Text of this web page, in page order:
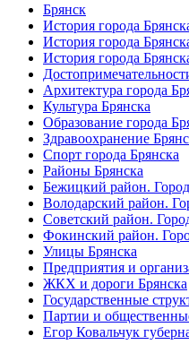
Брянск
История города
История города
История города
Архитектура города
Культура Брянска
Образование города
Здравоохранение
Спорт города Брянска
Районы Брянска
Бежицкий район.
Володарский район.
Советский район.
Фокинский район.
Улицы Брянска
Предприятия и
ЖКХ и дороги Брянска
Государственные
Партии и
Егор Ковальчук